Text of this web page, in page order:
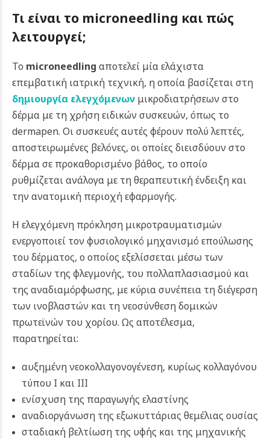
Τι είναι το microneedling και πώς
λειτουργεί;
Το microneedling αποτελεί μία ελάχιστα
επεμβατική ιατρική τεχνική, η οποία βασίζεται στη
δημιουργία ελεγχόμενων μικροδιατρήσεων στο
δέρμα με τη χρήση ειδικών συσκευών, όπως το
dermapen. Οι συσκευές αυτές φέρουν πολύ λεπτές,
αποστειρωμένες βελόνες, οι οποίες διεισδύουν στο
δέρμα σε προκαθορισμένο βάθος, το οποίο
ρυθμίζεται ανάλογα με τη θεραπευτική ένδειξη και
την ανατομική περιοχή εφαρμογής.
Η ελεγχόμενη πρόκληση μικροτραυματισμών
ενεργοποιεί τον φυσιολογικό μηχανισμό επούλωσης
του δέρματος, ο οποίος εξελίσσεται μέσω των
σταδίων της φλεγμονής, του πολλαπλασιασμού και
της αναδιαμόρφωσης, με κύρια συνέπεια τη διέγερση
των ινοβλαστών και τη νεοσύνθεση δομικών
πρωτεϊνών του χορίου. Ως αποτέλεσμα,
παρατηρείται:
αυξημένη νεοκολλαγονογένεση, κυρίως κολλαγόνου
τύπου Ι και ΙΙΙ
ενίσχυση της παραγωγής ελαστίνης
αναδιοργάνωση της εξωκυττάριας θεμέλιας ουσίας
σταδιακή βελτίωση της υφής και της μηχανικής